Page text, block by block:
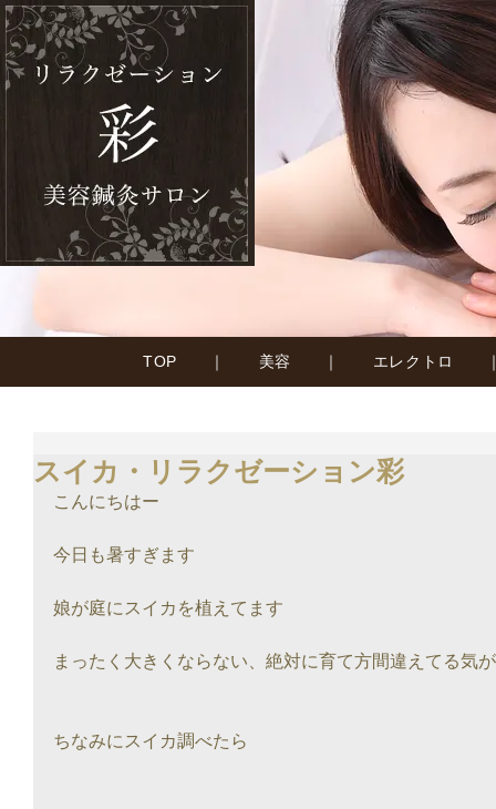
TOP ｜ 美容 ｜ エレクトロ
スイカ・リラクゼーション彩
こんにちはー
今日も暑すぎます
娘が庭にスイカを植えてます
まったく大きくならない、絶対に育て方間違えてる気
ちなみにスイカ調べたら